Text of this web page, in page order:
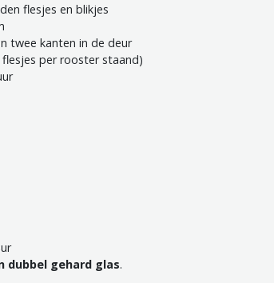
flesjes en blikjes
twee kanten in de deur
per rooster staand)
dubbel gehard glas.